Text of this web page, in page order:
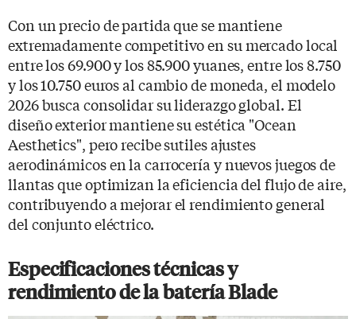
Con un precio de partida que se mantiene
extremadamente competitivo en su mercado local
entre los 69.900 y los 85.900 yuanes, entre los 8.750
y los 10.750 euros al cambio de moneda, el modelo
2026 busca consolidar su liderazgo global. El
diseño exterior mantiene su estética "Ocean
Aesthetics", pero recibe sutiles ajustes
aerodinámicos en la carrocería y nuevos juegos de
llantas que optimizan la eficiencia del flujo de aire,
contribuyendo a mejorar el rendimiento general
del conjunto eléctrico.
Especificaciones técnicas y
rendimiento de la batería Blade